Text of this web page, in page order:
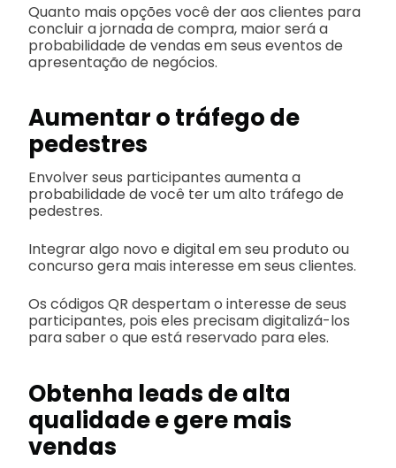
Quanto mais opções você der aos clientes para
concluir a jornada de compra, maior será a
probabilidade de vendas em seus eventos de
apresentação de negócios.
Aumentar o tráfego de
pedestres
Envolver seus participantes aumenta a
probabilidade de você ter um alto tráfego de
pedestres.
Integrar algo novo e digital em seu produto ou
concurso gera mais interesse em seus clientes.
Os códigos QR despertam o interesse de seus
participantes, pois eles precisam digitalizá-los
para saber o que está reservado para eles.
Obtenha leads de alta
qualidade e gere mais
vendas